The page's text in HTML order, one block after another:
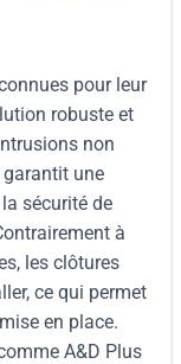
pour leur
robuste et
non
garantit une
sécurité de
à
les clôtures
ce qui permet
en place.
A&D Plus